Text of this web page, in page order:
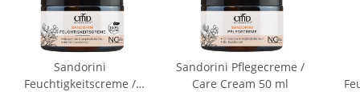
Sandorini
Feuchtigkeitscreme /
Sandorini Pflegecreme /
Care Cream 50 ml